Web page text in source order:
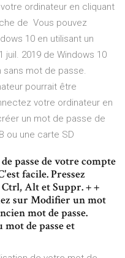
ordinateur en cliquant
de Vous pouvez
10 en utilisant un
2019 de Windows 10
mot de passe.
pourrait être
votre ordinateur en
un mot de passe de
ou une carte SD
passe de votre compte
facile. Pressez
Alt et Suppr. + +
sur Modifier un mot
mot de passe.
mot de passe et